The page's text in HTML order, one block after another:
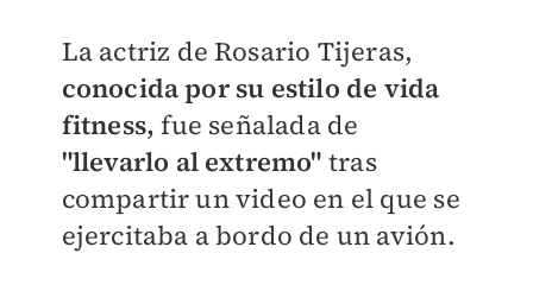
La actriz de Rosario Tijeras,
conocida por su estilo de vida
fitness, fue señalada de
"llevarlo al extremo" tras
compartir un video en el que se
ejercitaba a bordo de un avión.